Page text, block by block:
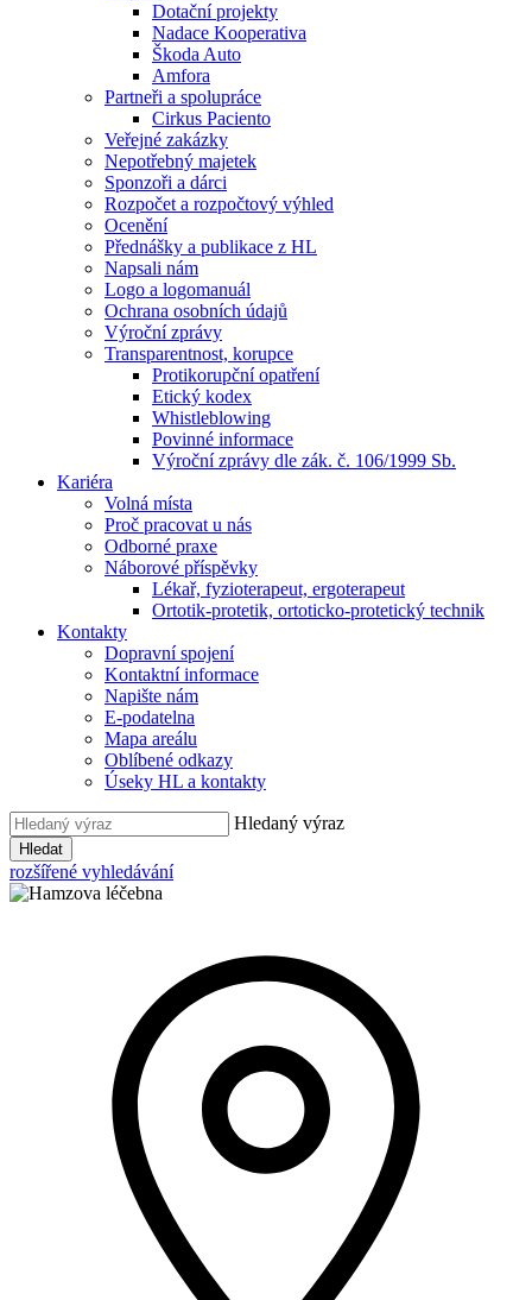
Dotační projekty
Nadace Kooperativa
Škoda Auto
Amfora
Partneři a spolupráce
Cirkus Paciento
Veřejné zakázky
Nepotřebný majetek
Sponzoři a dárci
Rozpočet a rozpočtový výhled
Ocenění
Přednášky a publikace z HL
Napsali nám
Logo a logomanuál
Ochrana osobních údajů
Výroční zprávy
Transparentnost, korupce
Protikorupční opatření
Etický kodex
Whistleblowing
Povinné informace
Výroční zprávy dle zák. č. 106/1999 Sb.
Kariéra
Volná místa
Proč pracovat u nás
Odborné praxe
Náborové příspěvky
Lékař, fyzioterapeut, ergoterapeut
Ortotik-protetik, ortoticko-protetický technik
Kontakty
Dopravní spojení
Kontaktní informace
Napište nám
E-podatelna
Mapa areálu
Oblíbené odkazy
Úseky HL a kontakty
Hledaný výraz
Hledat
rozšířené vyhledávání